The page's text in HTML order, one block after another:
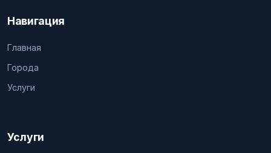
Навигация
Главная
Города
Услуги
Услуги